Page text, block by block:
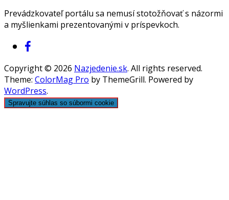
Prevádzkovateľ portálu sa nemusí stotožňovať s názormi
a myšlienkami prezentovanými v príspevkoch.
Copyright © 2026 Nazjedenie.sk. All rights reserved.
Theme: ColorMag Pro by ThemeGrill. Powered by
WordPress.
Spravujte súhlas so súbormi cookie